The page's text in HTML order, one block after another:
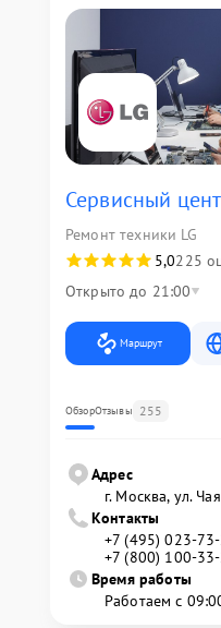
Сервисный
Ремонт техники LG
5,0225
Открыто до 21:00
Маршрут
ОбзорОтзывы 255
Адрес
г. Москва, ул.
Контакты
+7 (495) 023-
+7 (800) 100-
Время работы
Работаем с